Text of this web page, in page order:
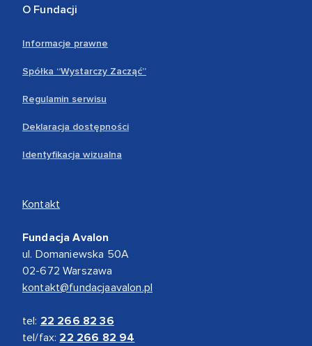
O Fundacji
Informacje prawne
Spółka “Wystarczy Zacząć”
Regulamin serwisu
Deklaracja dostępności
Identyfikacja wizualna
Kontakt
Fundacja Avalon
ul. Domaniewska 50A
02-672 Warszawa
kontakt@fundacjaavalon.pl
tel: 22 266 82 36
tel/fax: 22 266 82 94